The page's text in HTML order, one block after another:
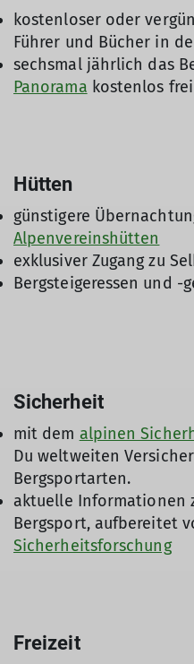
kostenloser oder
Führer und Bücher in
sechsmal jährlich das
Panorama kostenlos
Hütten
günstigere
Alpenvereinshütten
exklusiver Zugang zu
Bergsteigeressen und -
Sicherheit
mit dem alpinen
Du weltweiten
Bergsportarten.
aktuelle Informationen
Bergsport, aufbereitet
Sicherheitsforschung
Freizeit